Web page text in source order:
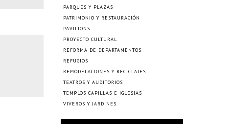
PARQUES Y PLAZAS
PATRIMONIO Y RESTAURACIÓN
PAVILIONS
PROYECTO CULTURAL
REFORMA DE DEPARTAMENTOS
REFUGIOS
REMODELACIONES Y RECICLAJES
TEATROS Y AUDITORIOS
TEMPLOS CAPILLAS E IGLESIAS
VIVEROS Y JARDINES